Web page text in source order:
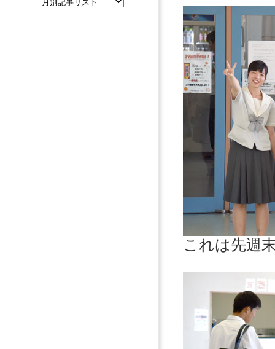
これは先週